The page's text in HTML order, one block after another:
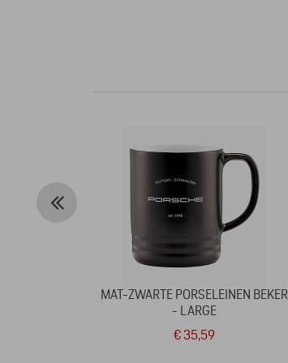
MAT-ZWARTE PORSELEINEN BEKER
- LARGE
€ 35,59